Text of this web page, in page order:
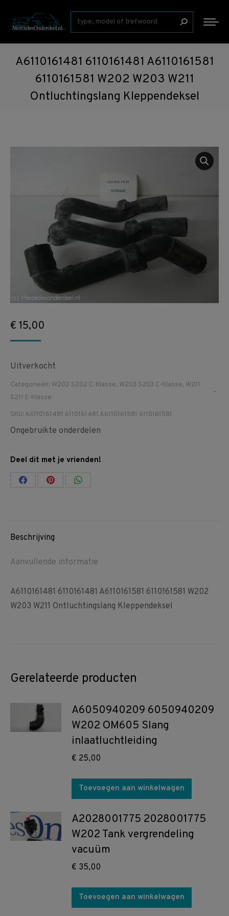
Zoeken:
A6110161481 6110161481 A6110161581
6110161581 W202 W203 W211
Ontluchtingslang Kleppendeksel
€ 15,00
Uitverkocht
Categorieën: W202 S202 C-Klasse, W203 S203 C-Klasse, W211
S211 E-Klasse
SKU:A6110161481 6110161481 A6110161581 6110161581
Ongebruikte onderdelen
Deel dit met je vrienden!
Share Share Share
Beschrijving
Aanvullende informatie
A6110161481 6110161481 A6110161581 6110161581 W202
W203 W211 Ontluchtingslang Kleppendeksel
Gerelateerde producten
A6050940209 6050940209
W202 OM605 Slang
inlaatluchtleiding
€ 25,00
Toevoegen aan winkelwagen
A2028001775 2028001775
W202 Tank vergrendeling
vacuüm
€ 35,00
Toevoegen aan winkelwagen